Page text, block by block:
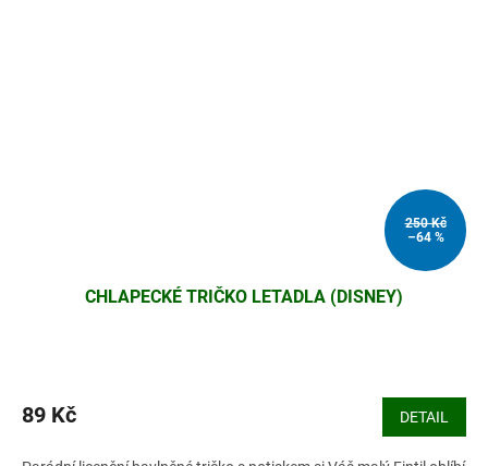
250 Kč
–64 %
CHLAPECKÉ TRIČKO LETADLA (DISNEY)
89 Kč DETAIL